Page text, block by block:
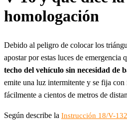
homologación
Debido al peligro de colocar los
apostar por estas luces de emergencia
techo del vehículo sin necesidad de
emite una luz intermitente y se fija
fácilmente a cientos de metros de
Según describe la Instrucción 18/V-132